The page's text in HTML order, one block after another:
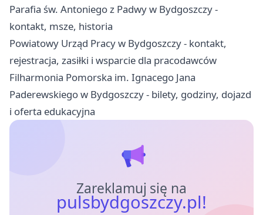
Parafia św. Antoniego z Padwy w Bydgoszczy -
kontakt, msze, historia
Powiatowy Urząd Pracy w Bydgoszczy - kontakt,
rejestracja, zasiłki i wsparcie dla pracodawców
Filharmonia Pomorska im. Ignacego Jana
Paderewskiego w Bydgoszczy - bilety, godziny, dojazd
i oferta edukacyjna
Zareklamuj się na
pulsbydgoszczy.pl!